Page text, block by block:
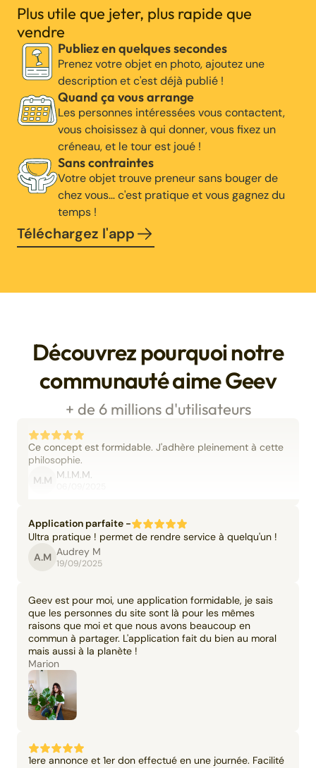
Plus utile que jeter, plus rapide que
vendre
Publiez en quelques secondes
Prenez votre objet en photo, ajoutez une
description et c'est déjà publié !
Quand ça vous arrange
Les personnes intéressées vous contactent,
vous choisissez à qui donner, vous fixez un
créneau, et le tour est joué !
Sans contraintes
Votre objet trouve preneur sans bouger de
chez vous… c'est pratique et vous gagnez du
temps !
Téléchargez l'app
Découvrez pourquoi notre
communauté aime Geev
+ de 6 millions d'utilisateurs
Ce concept est formidable. J'adhère pleinement à cette
philosophie.
M.M M.I.M.M.
Application parfaite -
Ultra pratique ! permet de rendre service à quelqu'un !
A.M Audrey M
19/09/2025
Geev est pour moi, une application formidable, je sais
que les personnes du site sont là pour les mêmes
raisons que moi et que nous avons beaucoup en
commun à partager. L'application fait du bien au moral
mais aussi à la planète !
Marion
1ere annonce et 1er don effectué en une journée. Facilité